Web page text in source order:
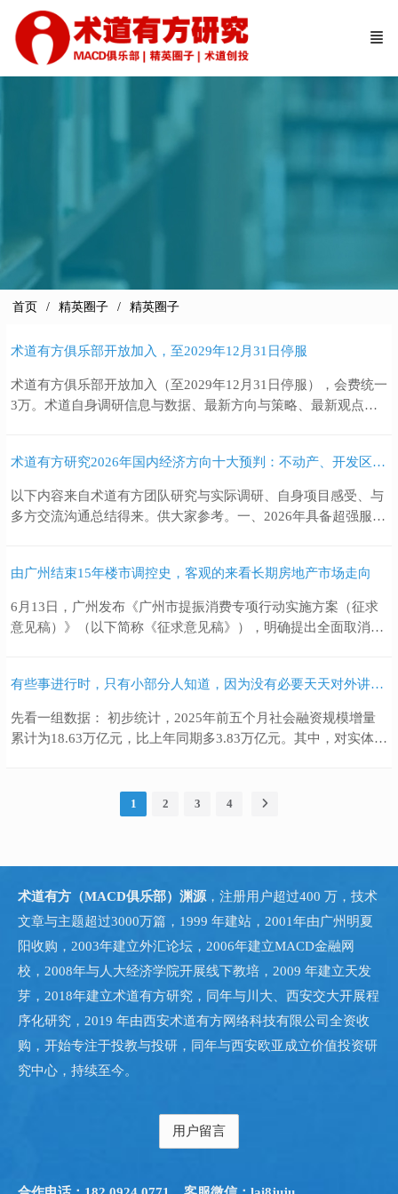
首页 精英圈子 精英圈子
术道有方俱乐部开放加入，至2029年12月31日停服
术道有方俱乐部开放加入（至2029年12月31日停服），会费统一
3万。术道自身调研信息与数据、最新方向与策略、最新观点、
术道有方研究2026年国内经济方向十大预判：不动产、开发区、硬科技、科技产业、产业链、酒、民营经济、中医药、实体、上证指数区间。
以下内容来自术道有方团队研究与实际调研、自身项目感受、与
多方交流沟通总结得来。供大家参考。一、2026年具备超强服务
长三角、粤港澳、京津冀继续虹吸人才、资金、政策，按排序是
发展、创业、就业、置业投资的黄金区域。长三角便利的交通与
产业协作基础，使科技创新成果落地与产业协同产链建设，极具
竞争力，是中国的经济发动机，将来有可能占据中国GDP半壁江
的窗口。京津冀是政治中心、创新中心，是中国发展的大脑与中
陆资本市场，服务链条更加完善，资本市场接纳程度更高，国家
承担VC角色，弥补社会风险资本不足。经济活力复苏，需要到
（AGI）、芯片制造将会迎来产业端、资本市场的大爆发。为
由广州结束15年楼市调控史，客观的来看长期房地产市场走向
6月13日，广州发布《广州市提振消费专项行动实施方案（征求
意见稿）》（以下简称《征求意见稿》），明确提出全面取消限
更多是再次强调，很多已经松绑，实质意义可能不是很大。因为
中央很早就让地方放开地产市场，地方担心一旦放开，大量人员
流入，城市负担不了，所以一直地方就不放，当然这是多虑了。
淀了大量的财富，三是价值由服务体现，四是金融属性，也是家
庭最重要的财富，占比或超过70%，五是价格由供需预期决定。
的城市化进程，房改是重要的实现手段，自1998年停止福利分
房，以市场化和商品化对房地产市场进行改革，到管理层...
有些事进行时，只有小部分人知道，因为没有必要天天对外讲，但变化也正在其中。且变化速度非常快。
先看一组数据： 初步统计，2025年前五个月社会融资规模增量
累计为18.63万亿元，比上年同期多3.83万亿元。其中，对实体经
1690亿元；委托贷款减少113亿元，同比少减802亿元；信托贷
款增加627亿元，同比少增1723亿元；未贴现的银行承兑汇票增
政府债券净融资6.31万亿元，同比多3.81万亿元，增速主要来自
于政府债券净融资。那么这些钱去哪里了呢？政府政早就说了，
化债，基建，地产医疗。将近40%都去化债了，这意味着财政问
题较为严重的地市，或许已经得到了纾解，轻装上阵。化债正在
完全。如果有接近的人士说一下，是不是这个情况，正在进行
中。 当然这点钱很少，相对政府债务来说，大家光看数字上的，
还有其它纾解的方...
1 2 3 4
术道有方（MACD俱乐部）渊源，注册用户超过400 万，技术
文章与主题超过3000万篇，1999 年建站，2001年由广州明夏
阳收购，2003年建立外汇论坛，2006年建立MACD金融网
校，2008年与人大经济学院开展线下教培，2009 年建立天发
芽，2018年建立术道有方研究，同年与川大、西安交大开展程
序化研究，2019 年由西安术道有方网络科技有限公司全资收
购，开始专注于投教与投研，同年与西安欧亚成立价值投资研
究中心，持续至今。
用户留言